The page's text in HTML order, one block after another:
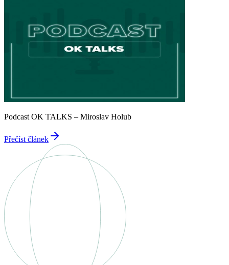
Podcast OK TALKS – Miroslav Holub
Přečíst článek